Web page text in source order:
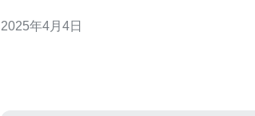
接，为您提供高性能、稳定可靠的VPS服务。 首先，
2025年4月4日